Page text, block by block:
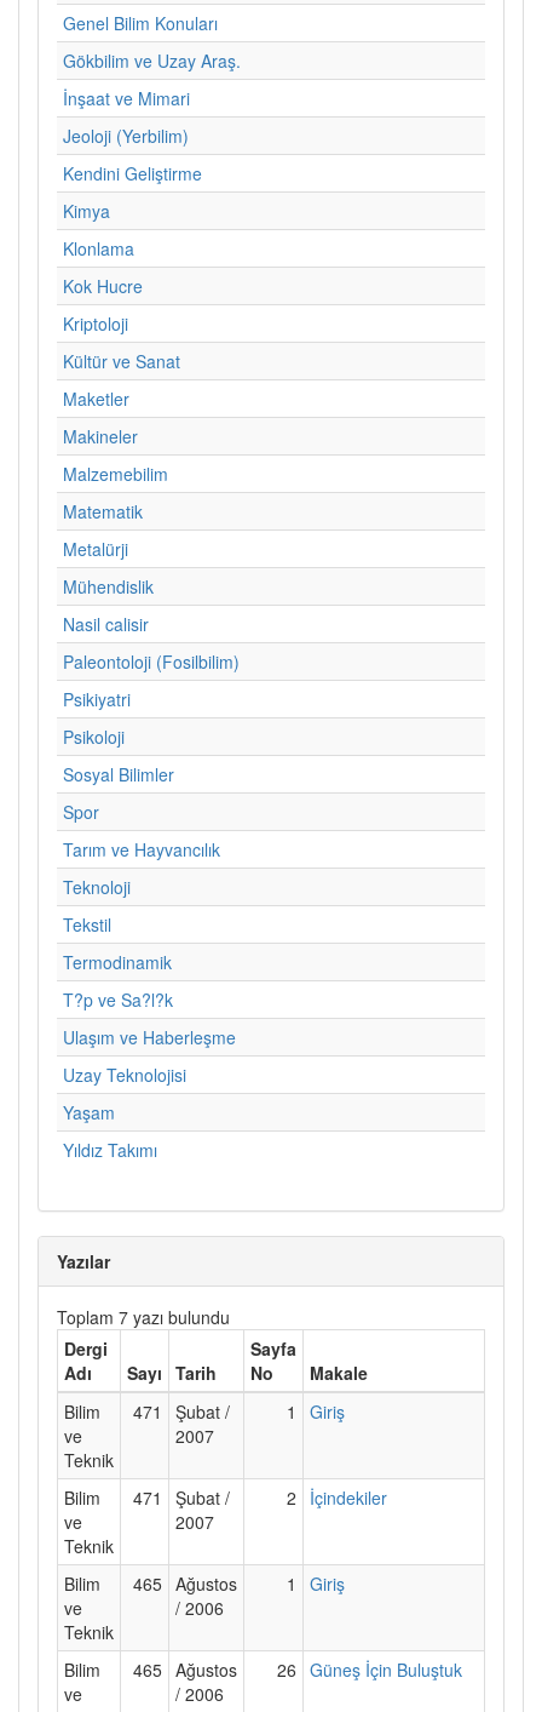
Genel Bilim Konuları
Gökbilim ve Uzay Araş.
İnşaat ve Mimari
Jeoloji (Yerbilim)
Kendini Geliştirme
Kimya
Klonlama
Kok Hucre
Kriptoloji
Kültür ve Sanat
Maketler
Makineler
Malzemebilim
Matematik
Metalürji
Mühendislik
Nasil calisir
Paleontoloji (Fosilbilim)
Psikiyatri
Psikoloji
Sosyal Bilimler
Spor
Tarım ve Hayvancılık
Teknoloji
Tekstil
Termodinamik
T?p ve Sa?l?k
Ulaşım ve Haberleşme
Uzay Teknolojisi
Yaşam
Yıldız Takımı
Yazılar
Toplam 7 yazı bulundu
Dergi
Adı
Sayı Tarih
Sayfa
No
Makale
Bilim
ve
Teknik
471
Şubat /
2007
1 Giriş
Bilim
ve
Teknik
471
Şubat /
2007
2 İçindekiler
Bilim
ve
Teknik
465 Ağustos
/ 2006
1 Giriş
Bilim
ve
465 Ağustos
/ 2006
26 Güneş İçin Buluştuk